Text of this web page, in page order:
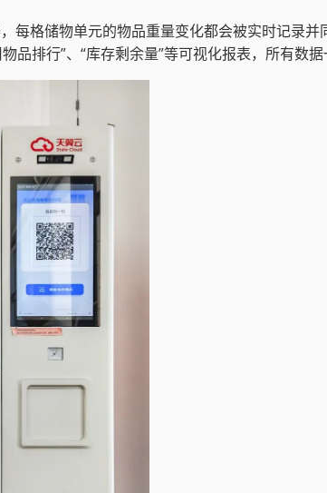
每格储物单元的物品重量变化都会被实时记录
品排行”、“库存剩余量”等可视化报表，所有数